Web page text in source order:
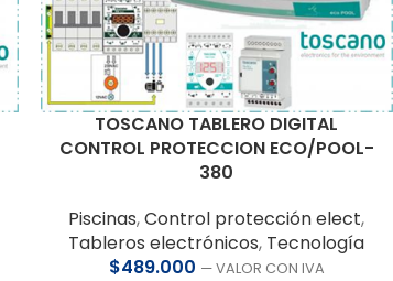
TOSCANO TABLERO DIGITAL
CONTROL PROTECCION ECO/POOL-
380
Piscinas,Control protección elect,
Tableros electrónicos, Tecnología
$489.000 — VALOR CON IVA